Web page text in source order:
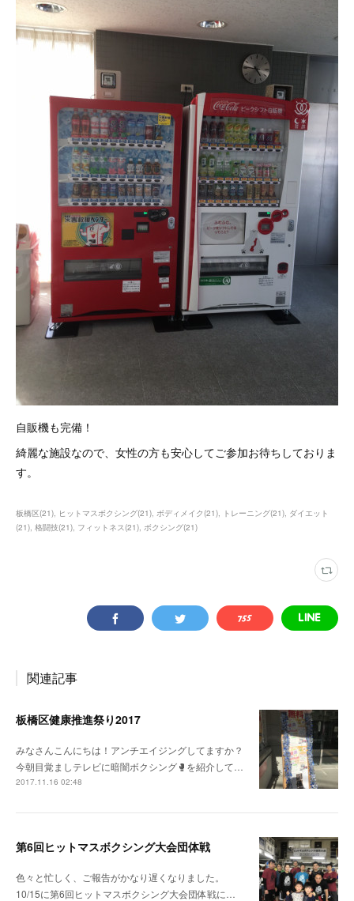
自販機も完備！
綺麗な施設なので、女性の方も安心してご参加お待ちしておりま
す。
板橋区(21) ヒットマスボクシング(21) ボディメイク(21) トレーニング(21) ダイエット
(21) 格闘技(21) フィットネス(21) ボクシング(21)
関連記事
板橋区健康推進祭り2017
みなさんこんにちは！アンチエイジングしてますか？
今朝目覚ましテレビに暗闇ボクシング🥊を紹介して…
2017.11.16 02:48
第6回ヒットマスボクシング大会団体戦
色々と忙しく、ご報告がかなり遅くなりました。
10/15に第6回ヒットマスボクシング大会団体戦に…